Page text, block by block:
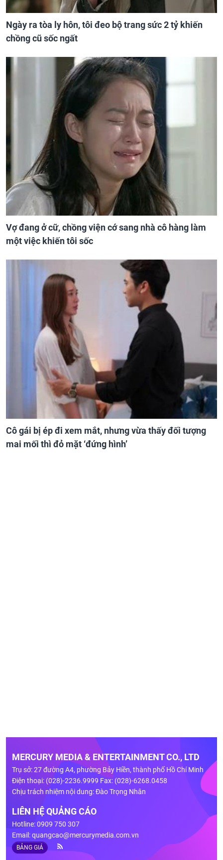
Ngày ra tòa ly hôn, tôi đeo bộ trang sức 2 tỷ khiến
chồng cũ sốc ngất
Vợ đang ở cữ, chồng viện cớ sang nhà cô hàng làm
một việc khiến tôi sốc
Cô gái bị ép đi xem mắt, nhưng vừa thấy đối tượng
mai mối thì đỏ mặt ‘đứng hình’
MERCURY MEDIA & ENTERTAINMENT CO., LTD
Trụ sở: 27 đường A4, phường Bảy Hiền, thành phố Hồ Chí Minh
Điện thoại: (028)-2236.9999 Fax: (028)-6268.0458
Chịu trách nhiệm nội dung: Đào Trọng Nhân
LIÊN HỆ QUẢNG CÁO
Hotline: 0909 750 307
Email:quangcao@mercurymedia.com.vn
BẢNG GIÁ